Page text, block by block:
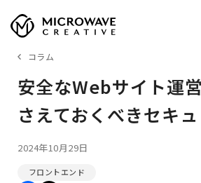
コラム
安全なWebサイト運
さえておくべきセキ
2024年10月29日
フロントエンド